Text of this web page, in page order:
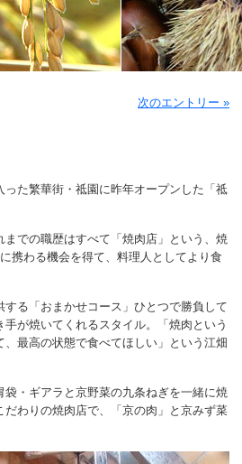
次のエントリー »
た繁華街・祗園に昨年オープンした「祗
での職歴はすべて「焼肉店」という、焼
携わる機会を得て、料理人としてより食
る「おまかせコース」ひとつで勝負して
が焼いてくれるスタイル。「焼肉という
最高の状態で食べてほしい」という江畑
・ギアラと京野菜の九条ねぎを一緒に焼
わりの焼肉店で、「京の肉」と京みず菜